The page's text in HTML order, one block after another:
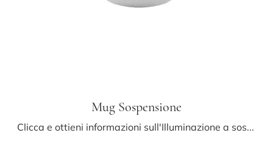
Mug Sospensione
Clicca e ottieni informazioni sull'Illuminazione a sospensione design di Midj: il modello Mug Sospensione in vetro ti attende!